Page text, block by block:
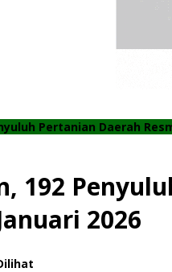
Pertanian Daerah
192
2026